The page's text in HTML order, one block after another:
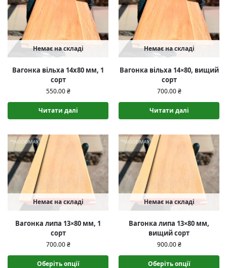
Немає на складі
Вагонка вільха 14х80 мм, 1
сорт
550.00₴
Читати далі
Немає на складі
Вагонка вільха 14×80, вищий
сорт
700.00₴
Читати далі
Немає на складі
Вагонка липа 13×80 мм, 1
сорт
700.00₴
Оберіть опції
Немає на складі
Вагонка липа 13×80 мм,
вищий сорт
900.00₴
Оберіть опції